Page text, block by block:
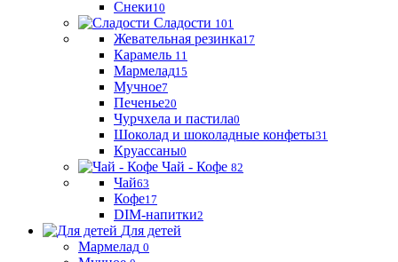
Снеки10
Сладости 101
Жевательная резинка17
Карамель 11
Мармелад15
Мучное7
Печенье20
Чурчхела и пастила0
Шоколад и шоколадные конфеты31
Круассаны0
Чай - Кофе 82
Чай63
Кофе17
DIM-напитки2
Для детей
Мармелад 0